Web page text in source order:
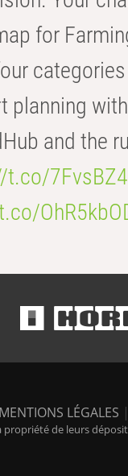
for
planning
and the
t.co/
MENTIONS LÉGALES |
de leurs